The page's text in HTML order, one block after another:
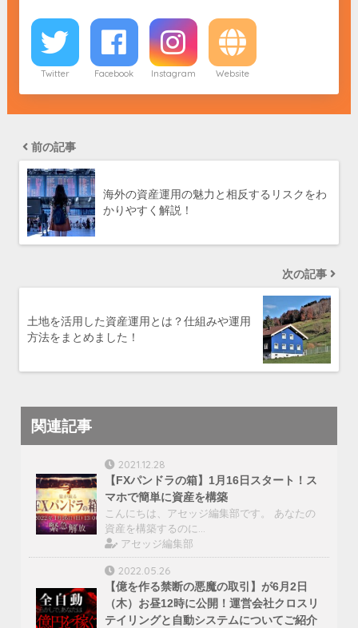
Twitter Facebook Instagram Website
前の記事
海外の資産運用の魅力と相反するリスクをわ
かりやすく解説！
次の記事
土地を活用した資産運用とは？仕組みや運用
方法をまとめました！
関連記事
2021.12.28
【FXパンドラの箱】1月16日スタート！ス
マホで簡単に資産を構築
こんにちは、アセッジ編集部です。 あなたの
資産を構築するのに…
アセッジ編集部
2022.05.26
【億を作る禁断の悪魔の取引】が6月2日
（木）お昼12時に公開！運営会社クロスリ
テイリングと自動システムについてご紹介